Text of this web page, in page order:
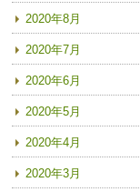
2020年8月
2020年7月
2020年6月
2020年5月
2020年4月
2020年3月